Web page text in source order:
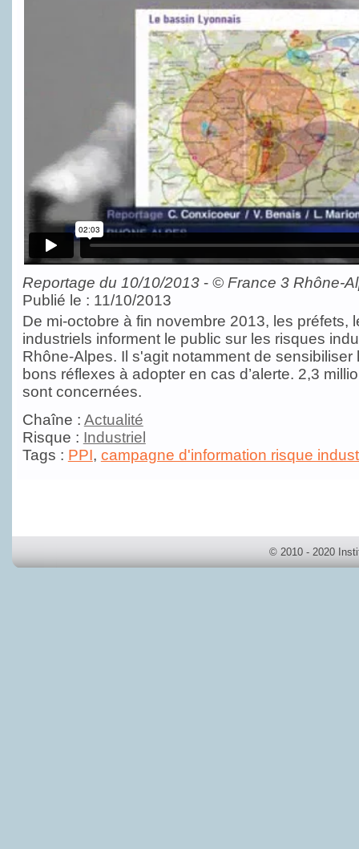
Reportage du 10/10/2013- © France 3 Rhône-
Publié le : 11/10/2013
De mi-octobre à fin novembre 2013, les préfets,
industriels informent le public sur les risques
Rhône-Alpes. Il s'agit notamment de sensibiliser
bons réflexes à adopter en cas d’alerte. 2,3
sont concernées.
Chaîne : Actualité
Risque : Industriel
Tags : PPI, campagne d'information risque
© 2010 - 2020